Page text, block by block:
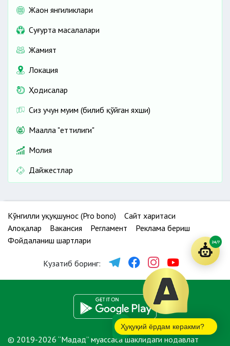
Жаҳон янгиликлари
Cуғурта масалалари
Жамият
Локация
Ҳодисалар
Сиз учун муҳим (билиб қўйган яхши)
Маҳалла "еттилиги"
Молия
Дайжестлар
Кўнгилли ҳуқуқшунос (Pro bono)
Сайт харитаси
Алоқалар
Вакансия Регламент
Реклама бериш
Фойдаланиш шартлари
Кузатиб боринг:
© 2019-2026 “Мадад” муассаса шаклидаги нодавлат
Ҳуқуқий ёрдам керакми?
24/7